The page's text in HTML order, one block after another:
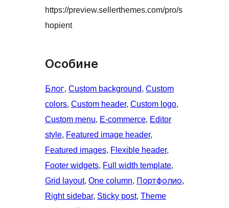
https://preview.sellerthemes.com/pro/s
hopient
Особине
Блог, Custom background, Custom
colors, Custom header, Custom logo
Custom menu, E-commerce, Editor
style, Featured image header
Featured images, Flexible header
Footer widgets, Full width template
Grid layout, One column, Портфолио
Right sidebar, Sticky post, Theme